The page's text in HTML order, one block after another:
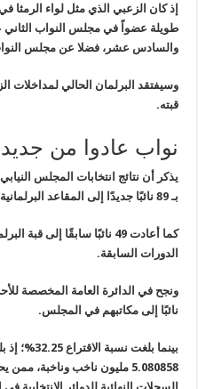
إذ كان الزعبي الذي مثل لواء الرمثا
طويلة عضواً في مجلس النواب
والسادس عشر، فضلا عن مجلس
وسيفتقد البرلمان الحالي لمداخلات
قبته.
نواب عادوا من جديد
يذكر أن نتائج انتخابات المجلس
بـ 89 نائبًا جديدًا إلى المقاعد البرلمانية لأول مرة.
كما أعادت 49 نائبًا سابقًا
الدورات السابقة.
نائبًا إلى مكاتبهم في المجلس.
5.080858 مليون ناخب وناخبة،